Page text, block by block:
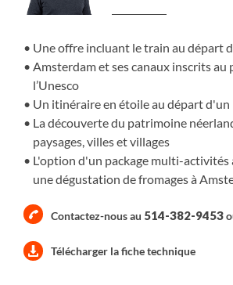
Une offre incluant le train au départ
Amsterdam et ses canaux inscrits au
l’Unesco
Un itinéraire en étoile au départ
La découverte du patrimoine
paysages, villes et villages
L'option d'un package multi-activités
une dégustation de fromages à
Contactez-nous au 514-382-9453
Télécharger la fiche technique